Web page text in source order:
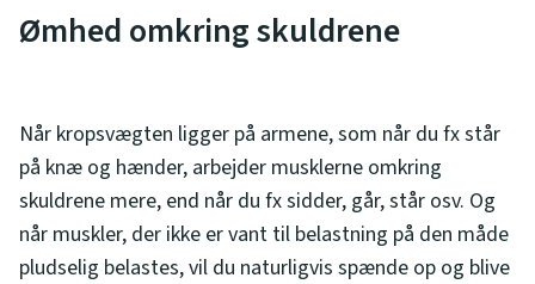
Ømhed omkring skuldrene
Når kropsvægten ligger på armene, som når du fx står
på knæ og hænder, arbejder musklerne omkring
skuldrene mere, end når du fx sidder, går, står osv. Og
når muskler, der ikke er vant til belastning på den måde
pludselig belastes, vil du naturligvis spænde op og blive